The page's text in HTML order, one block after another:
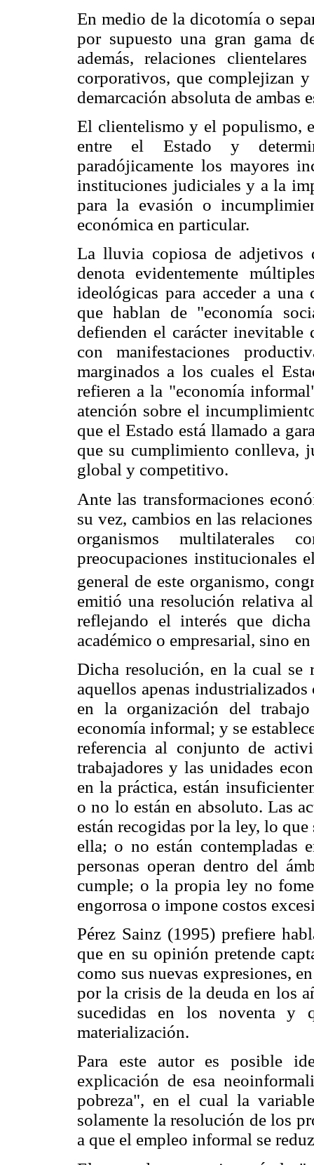
En medio de la dicotomía o
por supuesto una gran gama
además, relaciones
corporativos, que complejizan
demarcación absoluta de ambas
El clientelismo y el populismo,
entre el Estado y
paradójicamente los mayores
instituciones judiciales y a la
para la evasión o
económica en particular.
La lluvia copiosa de adjetivos
denota evidentemente
ideológicas para acceder a
que hablan de "economía
defienden el carácter
con manifestaciones
marginados a los cuales el
refieren a la "economía
atención sobre el
que el Estado está llamado a
que su cumplimiento conlleva,
global y competitivo.
Ante las transformaciones
su vez, cambios en las
organismos
preocupaciones institucionales
general de este organismo,
emitió una resolución relativa
reflejando el interés que
académico o empresarial, sino
Dicha resolución, en la cual se
aquellos apenas
en la organización del
economía informal; y se
referencia al conjunto de
trabajadores y las unidades
en la práctica, están
o no lo están en absoluto. Las
están recogidas por la ley, lo
ella; o no están contempladas
personas operan dentro del
cumple; o la propia ley no
engorrosa o impone costos
Pérez Sainz (1995) prefiere
que en su opinión pretende
como sus nuevas expresiones,
por la crisis de la deuda en los
sucedidas en los noventa y
materialización.
Para este autor es posible
explicación de esa
pobreza", en el cual la
solamente la resolución de los
a que el empleo informal se